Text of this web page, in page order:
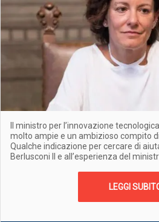
Il ministro per l’innovazione
molto ampie e un ambizioso compito
Qualche indicazione per cercare di
Berlusconi II e all’esperienza del
LEGGI